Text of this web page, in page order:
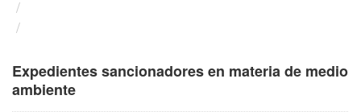
Expedientes sancionadores en materia de medio
ambiente